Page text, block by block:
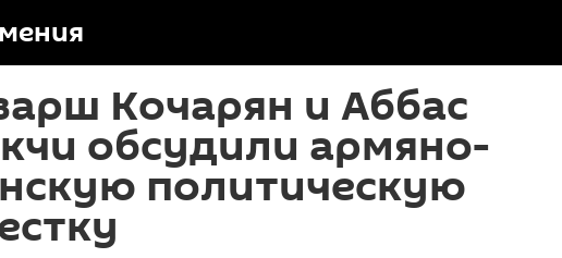
Кочарян и Аббас
обсудили армяно-
политическую